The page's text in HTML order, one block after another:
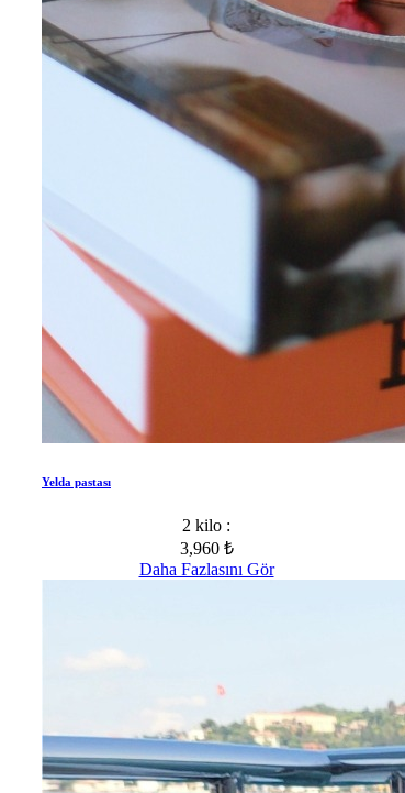
Yelda pastası
2 kilo :
3,960 ₺
Daha Fazlasını Gör